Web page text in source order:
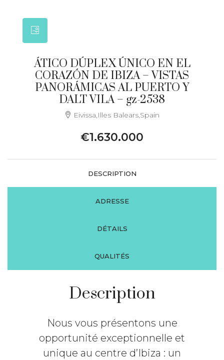
ÁTICO DÚPLEX ÚNICO EN EL
CORAZÓN DE IBIZA – VISTAS
PANORÁMICAS AL PUERTO Y
DALT VILA – gz-2538
Eivissa,Illes Balears,Spain
€1.630.000
DESCRIPTION
ADRESSE
DÉTAILS
QUALITÉS
Description
Nous vous présentons une
opportunité exceptionnelle et
unique au centre d’Ibiza : un